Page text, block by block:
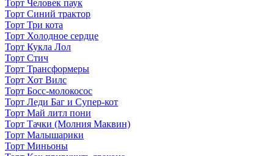
Торт Человек паук
Торт Синий трактор
Торт Три кота
Торт Холодное сердце
Торт Кукла Лол
Торт Стич
Торт Трансформеры
Торт Хот Вилс
Торт Босс-молокосос
Торт Леди Баг и Супер-кот
Торт Май литл пони
Торт Тачки (Молния Маквин)
Торт Малышарики
Торт Миньоны